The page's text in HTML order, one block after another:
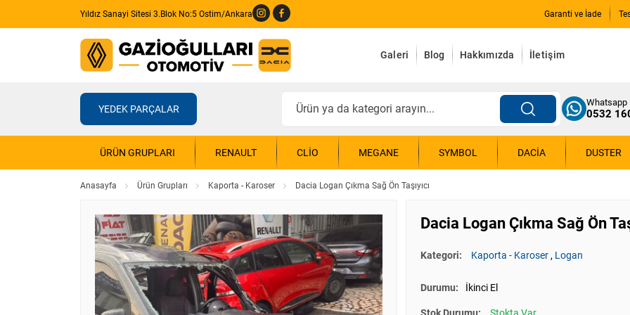
Yıldız Sanayi Sitesi 3.Blok No:5 Ostim/Ankara Garanti ve İade
Galeri Blog Hakkımızda İletişim
YEDEK PARÇALAR
Whatsapp
0532
ÜRÜN GRUPLARI RENAULT CLIO MEGANE SYMBOL DACIA DUSTER
Anasayfa Ürün Grupları Kaporta - Karoser Dacia Logan Çıkma Sağ Ön Taşıyıcı
Dacia Logan Çıkma Sağ Ön
Kategori: Kaporta - Karoser, Logan
Durumu: İkinci El